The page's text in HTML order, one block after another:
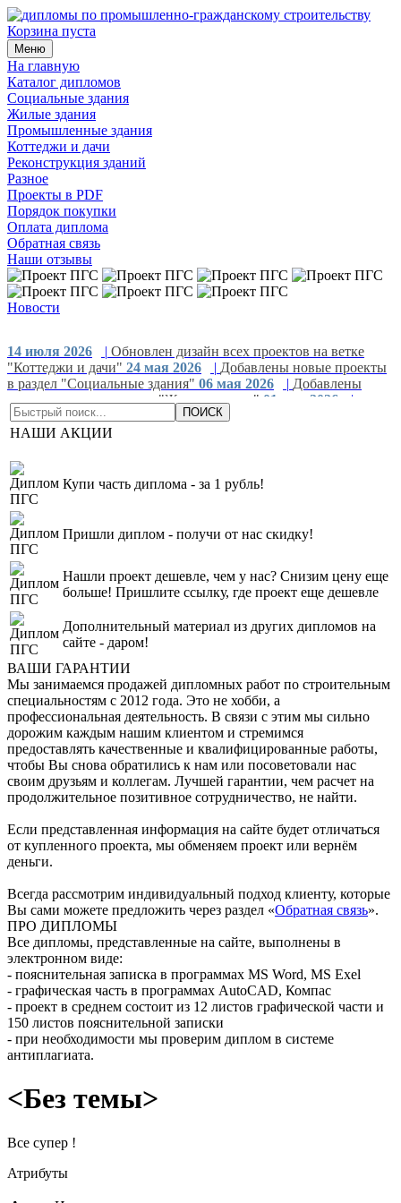
Корзина пуста
Меню
На главную
Каталог дипломов
Социальные здания
Жилые здания
Промышленные здания
Коттеджи и дачи
Реконструкция зданий
Разное
Проекты в PDF
Порядок покупки
Оплата диплома
Обратная связь
Наши отзывы
Новости
14 июля 2026 | Обновлен дизайн всех проектов на ветке
"Коттеджи и дачи" 24 мая 2026 | Добавлены новые проекты
в раздел "Социальные здания" 06 мая 2026 | Добавлены
новые проекты в раздел "Жилые здания" 01 мая 2026
|
Добавлены новые проекты в раздел "Промышленные здания"
НАШИ АКЦИИ
Купи часть диплома - за 1 рубль!
Пришли диплом - получи от нас скидку!
Нашли проект дешевле, чем у нас? Снизим цену еще
больше! Пришлите ссылку, где проект еще дешевле
Дополнительный материал из других дипломов на
сайте - даром!
ВАШИ ГАРАНТИИ
Мы занимаемся продажей дипломных работ по строительным
специальностям с 2012 года. Это не хобби, а
профессиональная деятельность. В связи с этим мы сильно
дорожим каждым нашим клиентом и стремимся
предоставлять качественные и квалифицированные работы,
чтобы Вы снова обратились к нам или посоветовали нас
своим друзьям и коллегам. Лучшей гарантии, чем расчет на
продолжительное позитивное сотрудничество, не найти.
Если представленная информация на сайте будет отличаться
от купленного проекта, мы обменяем проект или вернём
деньги.
Всегда рассмотрим индивидуальный подход клиенту, которые
Вы сами можете предложить через раздел «Обратная связь».
ПРО ДИПЛОМЫ
Все дипломы, представленные на сайте, выполнены в
электронном виде:
- пояснительная записка в программах MS Word, MS Exel
- графическая часть в программах AutoCAD, Компас
- проект в среднем состоит из 12 листов графической части и
150 листов пояснительной записки
- при необходимости мы проверим диплом в системе
антиплагиата.
<Без темы>
Все супер !
Атрибуты